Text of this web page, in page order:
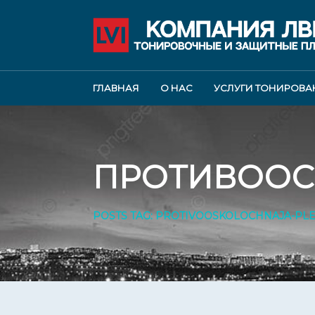
ГЛАВНАЯ О НАС УСЛУГИ
POSTS TAG: PROTIVOOSKOLOCHNAJA-